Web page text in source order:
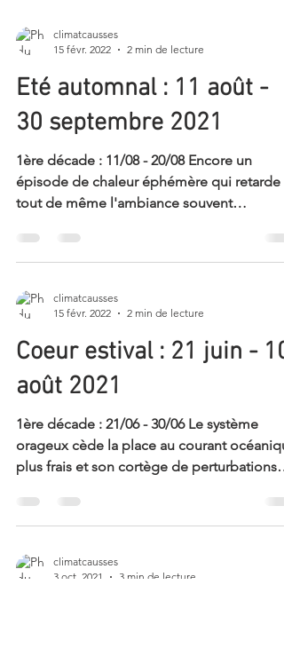
climatcausses
15 févr. 2022
2 min de lecture
Eté automnal : 11 août -
30 septembre 2021
1ère décade : 11/08 - 20/08​ Encore un
épisode de chaleur éphémère qui retarde
tout de même l'ambiance souvent
climatcausses
15 févr. 2022
2 min de lecture
Coeur estival : 21 juin - 10
août 2021
1ère décade : 21/06 - 30/06​ Le système
orageux cède la place au courant
plus frais et son cortège de perturbations
climatcausses
3 oct. 2021
3 min de lecture